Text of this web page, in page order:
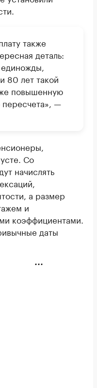
также
деталь:
единожды,
80 лет такой
повышенную
пересчета», —
Со
начислять
а размер
и
коэффициентами.
даты